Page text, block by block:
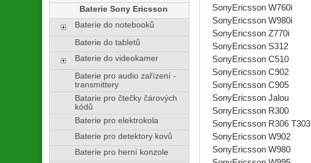
SonyEricsson W760i
SonyEricsson W980i
SonyEricsson Z770i
SonyEricsson S312
SonyEricsson C510
SonyEricsson C902
SonyEricsson C905
SonyEricsson Jalou
SonyEricsson R300
SonyEricsson R306 T303
SonyEricsson W902
SonyEricsson W980
Baterie Sony Ericsson
Baterie do notebooků
Baterie do tabletů
Baterie do videokamer
Baterie pro audio zařízení -
transmittery
Batarie pro čtečky čárových
kódů
Baterie pro elektrokola
Baterie pro detektory kovů
Baterie pro herní konzole